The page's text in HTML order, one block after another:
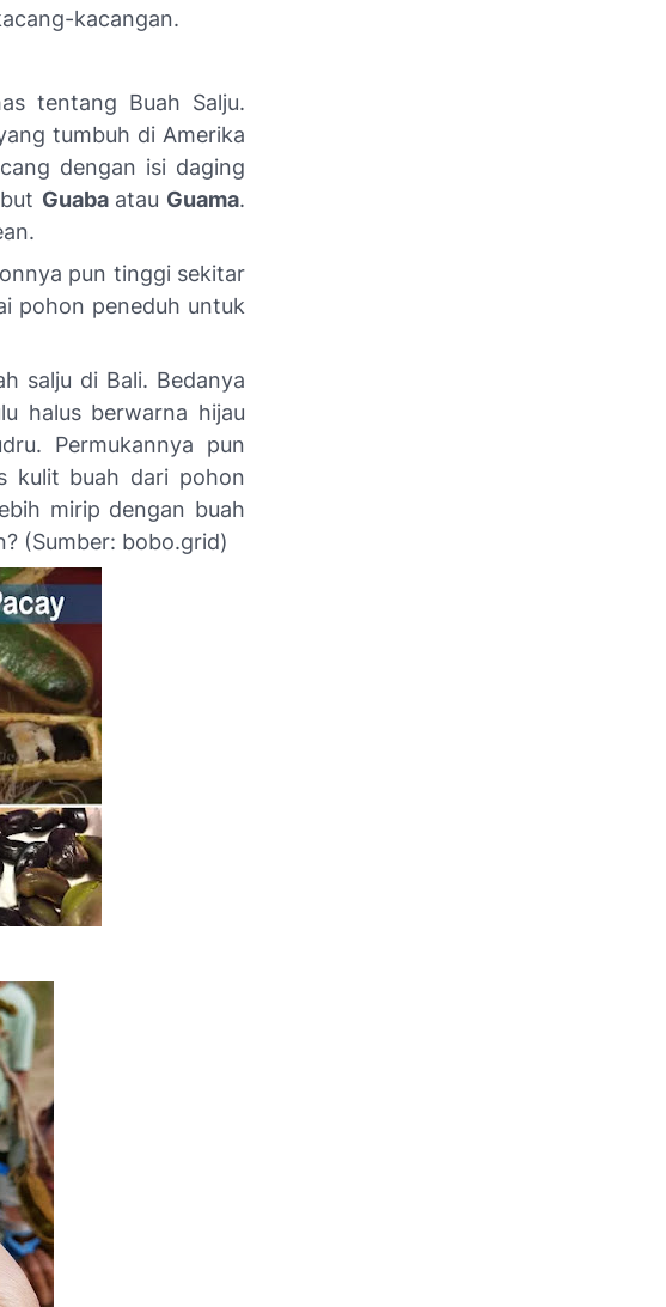
kacangan.
tentang Buah Salju.
tumbuh di Amerika
dengan isi daging
Guaba atau Guama.
.
pun tinggi sekitar
pohon peneduh untuk
salju di Bali. Bedanya
halus berwarna hijau
Permukannya pun
kulit buah dari pohon
mirip dengan buah
(Sumber: bobo.grid)